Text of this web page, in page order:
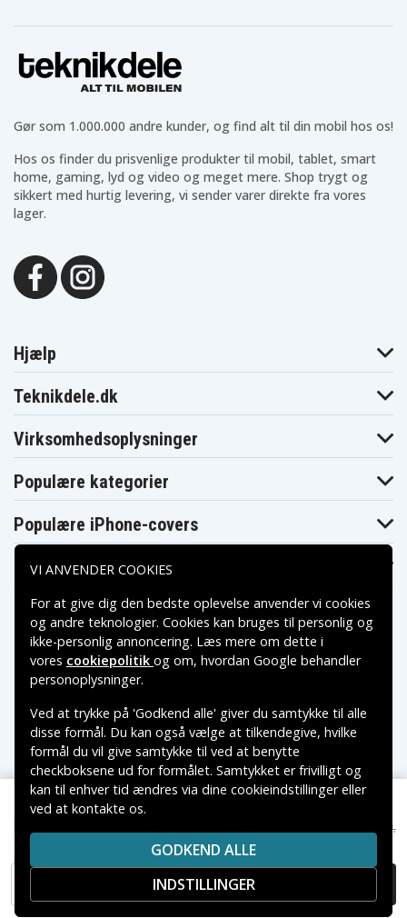
149 kr.
TILFØJ TIL KURV
Gør som 1.000.000 andre kunder, og find alt til din mobil hos os!
Hos os finder du prisvenlige produkter til mobil, tablet, smart
home, gaming, lyd og video og meget mere. Shop trygt og
sikkert med hurtig levering, vi sender varer direkte fra vores
lager.
Hjælp
Teknikdele.dk
Virksomhedsoplysninger
Populære kategorier
Populære iPhone-covers
Populære Samsung-covers
Betalingsmuligheder
Leveringsmuligheder
Copyright © 2026, Spares Nordic AB
VAREMÆRKER NÆVNT PÅ DETTE WEB TILHØRER DE
RESPEKTIVE VAREMÆRKERS-EJER.
VI ANVENDER COOKIES
For at give dig den bedste oplevelse anvender vi cookies
og andre teknologier. Cookies kan bruges til personlig og
ikke-personlig annoncering. Læs mere om dette i
vores cookiepolitik og om, hvordan Google behandler
personoplysninger.
Ved at trykke på 'Godkend alle' giver du samtykke til alle
disse formål. Du kan også vælge at tilkendegive, hvilke
formål du vil give samtykke til ved at benytte
checkboksene ud for formålet. Samtykket er frivilligt og
kan til enhver tid ændres via dine cookieindstillinger eller
ved at kontakte os.
INDSTILLINGER
GODKEND ALLE